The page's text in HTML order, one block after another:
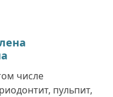
числе
пульпит,